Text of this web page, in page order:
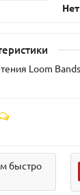
Loom
быстро